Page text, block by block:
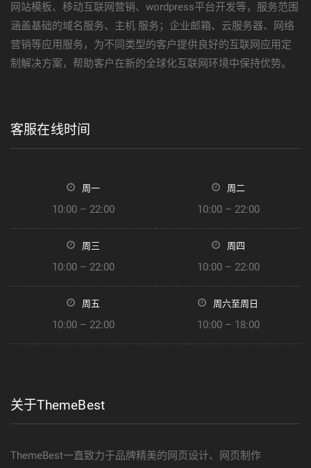
网站模板、移动互联网营销、wordpress平台开发等，服务范围
涵盖基础的域名服务、主机 服务；企业邮箱、云服务器、网络
营销等应用服务，为不同类型的客户提供良好的互联网应用定
制解决方案，帮助客户在新的全球化互联网环境中保持优势。
客服在线时间
周一
10:00 – 22:00
周二
10:00 – 22:00
周三
10:00 – 22:00
周四
10:00 – 22:00
周五
10:00 – 22:00
周六至周日
10:00 – 18:00
关于ThemeBest
ThemeBest一直致力于品牌精美的网页设计、网页制作